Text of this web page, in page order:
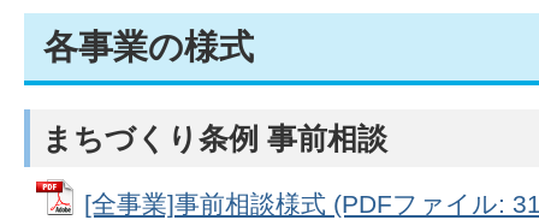
各事業の様式
まちづくり条例 事前相談
[全事業]事前相談様式 (PDFファイル: